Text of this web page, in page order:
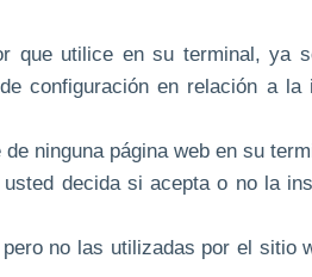
que utilice en su terminal, ya
configuración en relación a la
ninguna página web en su
decida si acepta o no la
no las utilizadas por el sitio